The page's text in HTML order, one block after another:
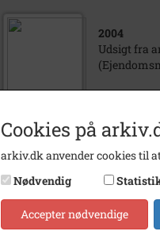
2004
Udsigt fra
1970- 1985
Cookies på
arkiv.dk anvender cookies til
Nødvendig
Accepter nødvendige